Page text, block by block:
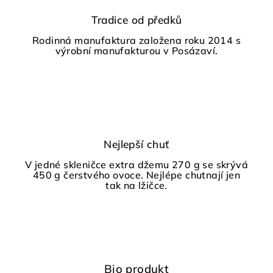
Tradice od předků
Rodinná manufaktura založena roku 2014 s
výrobní manufakturou v Posázaví.
Nejlepší chuť
V jedné skleničce extra džemu 270 g se skrývá
450 g čerstvého ovoce. Nejlépe chutnají jen
tak na lžičce.
Bio produkt